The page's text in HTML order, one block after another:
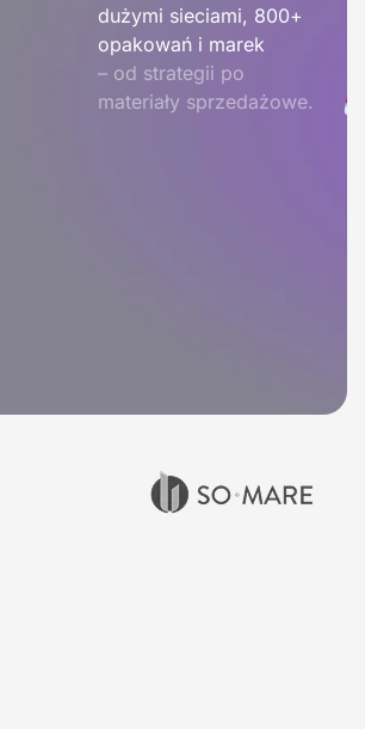
dużymi sieciami, 800+
opakowań i marek
– od strategii po
materiały sprzedażowe.